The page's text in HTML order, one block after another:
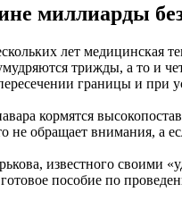
миллиарды
лет медицинская
трижды, а то и
границы и при
кормятся
обращает внимания, а
известного
пособие по